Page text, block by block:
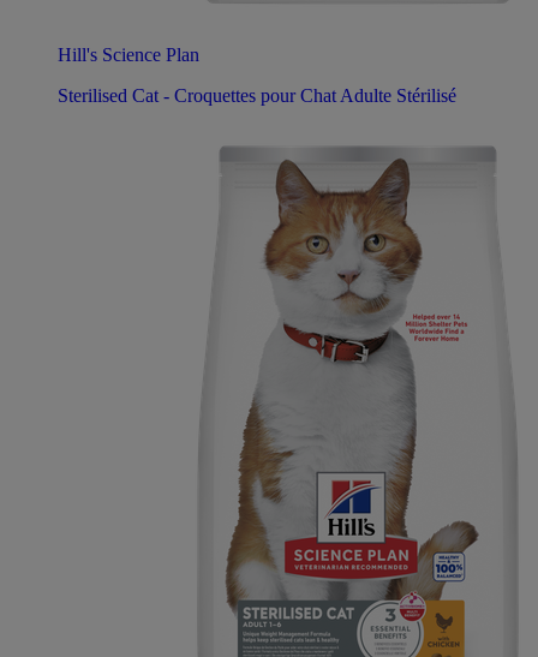
Hill's Science Plan
Sterilised Cat - Croquettes pour Chat Adulte Stérilisé